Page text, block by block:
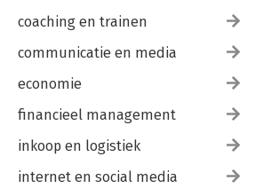
coaching en trainen
communicatie en media
economie
financieel management
inkoop en logistiek
internet en social media